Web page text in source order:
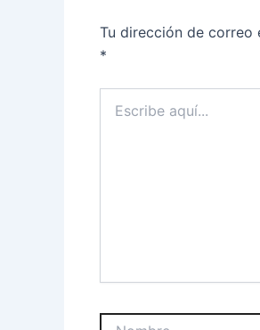
Tu dirección de correo
*
aquí...